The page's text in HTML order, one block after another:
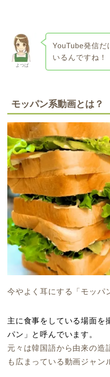
よつば
YouTube発信だ
いるんですね！
モッパン系動画とは？
今やよく耳にする「モッパ
主に食事をしている場面を
パン」と呼んでいます。
元々は韓国語から由来の造
も広まっている動画ジャン